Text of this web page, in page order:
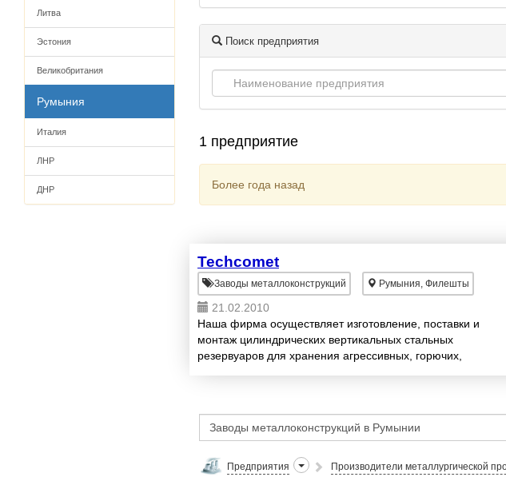
Литва
Эстония
Великобритания
Румыния
Италия
ЛНР
ДНР
Поиск предприятия
1 предприятие
Более года назад
Techcomet
Заводы металлоконструкций Румыния, Филешты
21.02.2010
Наша фирма осуществляет изготовление, поставки и
монтаж цилиндрических вертикальных стальных
резервуаров для хранения агрессивных, горючих,
Предприятия Производители металлургической